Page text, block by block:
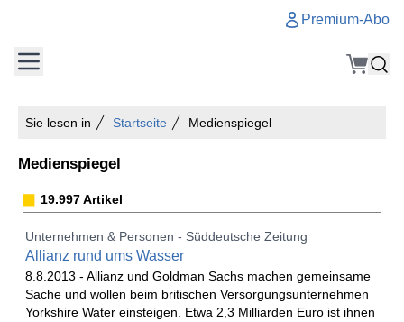
Premium-Abo
Sie lesen in Startseite Medienspiegel
Medienspiegel
19.997 Artikel
Unternehmen & Personen - Süddeutsche Zeitung
Allianz rund ums Wasser
8.8.2013 - Allianz und Goldman Sachs machen gemeinsame
Sache und wollen beim britischen Versorgungsunternehmen
Yorkshire Water einsteigen. Etwa 2,3 Milliarden Euro ist ihnen